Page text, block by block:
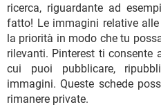
ricerca, riguardante ad
fatto! Le immagini relative
la priorità in modo che tu
rilevanti. Pinterest ti consente
cui puoi pubblicare,
immagini. Queste schede
rimanere private.